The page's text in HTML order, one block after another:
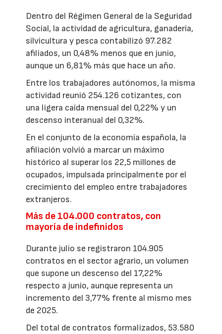
Dentro del Régimen General de la Seguridad
Social, la actividad de agricultura, ganadería,
silvicultura y pesca contabilizó 97.282
afiliados, un 0,48% menos que en junio,
aunque un 6,81% más que hace un año.
Entre los trabajadores autónomos, la misma
actividad reunió 254.126 cotizantes, con
una ligera caída mensual del 0,22% y un
descenso interanual del 0,32%.
En el conjunto de la economía española, la
afiliación volvió a marcar un máximo
histórico al superar los 22,5 millones de
ocupados, impulsada principalmente por el
crecimiento del empleo entre trabajadores
extranjeros.
Más de 104.000 contratos, con
mayoría de indefinidos
Durante julio se registraron 104.905
contratos en el sector agrario, un volumen
que supone un descenso del 17,22%
respecto a junio, aunque representa un
incremento del 3,77% frente al mismo mes
de 2025.
Del total de contratos formalizados, 53.580